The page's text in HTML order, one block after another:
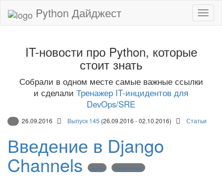
Python Дайджест
IT-новости про Python, которые
стоит знать
Собрали в одном месте самые важные ссылки
и сделали Тренажер IT-инцидентов для
DevOps/SRE
26.09.2016 Выпуск 145 (26.09.2016 - 02.10.2016) Статьи
Введение в Django
Channels Django django channels